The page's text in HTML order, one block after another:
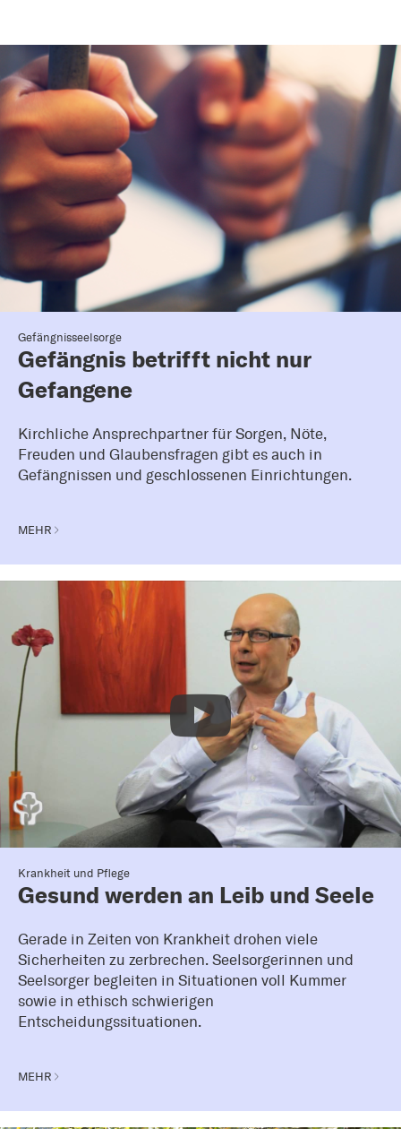
Gefängnisseelsorge
Gefängnis betrifft nicht nur
Gefangene
Kirchliche Ansprechpartner für Sorgen, Nöte,
Freuden und Glaubensfragen gibt es auch in
Gefängnissen und geschlossenen Einrichtungen.
MEHR
Krankheit und Pflege
Gesund werden an Leib und Seele
Gerade in Zeiten von Krankheit drohen viele
Sicherheiten zu zerbrechen. Seelsorgerinnen und
Seelsorger begleiten in Situationen voll Kummer
sowie in ethisch schwierigen
Entscheidungssituationen.
MEHR